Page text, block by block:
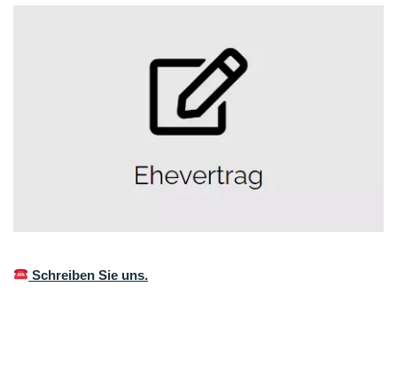
Schreiben Sie uns.